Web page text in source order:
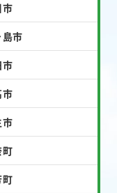
市
市
町